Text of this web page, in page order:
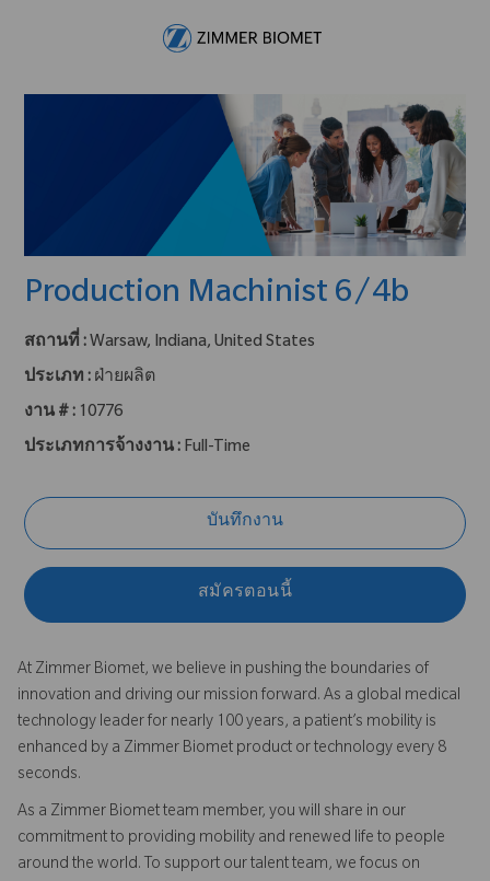
Production Machinist 6/4b
สถานที่ : Warsaw, Indiana, United States
ประเภท : ฝ่ายผลิต
งาน # : 10776
ประเภทการจ้างงาน : Full-Time
บันทึกงาน
สมัครตอนนี้
At Zimmer Biomet, we believe in pushing the boundaries of
innovation and driving our mission forward. As a global medical
technology leader for nearly 100 years, a patient’s mobility is
enhanced by a Zimmer Biomet product or technology every 8
seconds.
As a Zimmer Biomet team member, you will share in our
commitment to providing mobility and renewed life to people
around the world. To support our talent team, we focus on